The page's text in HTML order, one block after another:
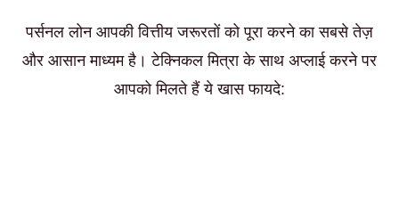
पर्सनल लोन आपकी वित्तीय जरूरतों को पूरा करने का सबसे तेज़
और आसान माध्यम है। टेक्निकल मित्रा के साथ अप्लाई करने पर
आपको मिलते हैं ये खास फायदे: